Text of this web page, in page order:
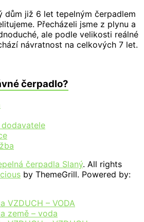
dům již 6 let tepelným čerpadlem
Přecházeli jsme z plynu a
ale podle velikosti reálné
návratnost na celkových 7 let.
čerpadlo?
čerpadla Slaný. All rights
by ThemeGrill. Powered by:
VZDUCH – VODA
země – voda